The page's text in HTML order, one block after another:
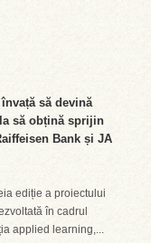
să devină
să obțină sprijin
Bank și JA
ediție a proiectului
în cadrul
applied learning,...